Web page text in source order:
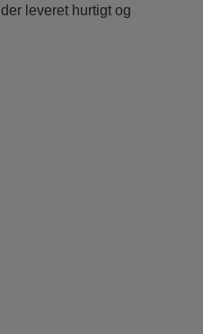
leveret hurtigt og